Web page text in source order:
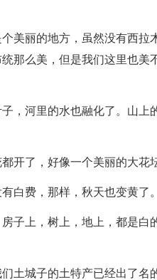
丽的地方，虽然没有西拉
那么美，但是我们这里也美
河里的水也融化了。山上
了，好像一个美丽的大花坛
费，那样，秋天也变黄了。
上，树上，地上，都是白
城子的土特产已经出了名